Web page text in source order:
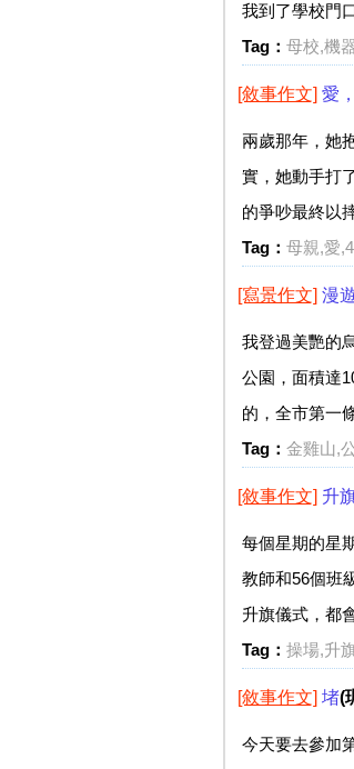
我到了學校門
Tag： 母校,機
[敘事作文] 愛
兩歲那年，她
實，她動手打
的爭吵最終以
Tag： 母親,愛
[寫景作文] 漫
我登過美艷的
公園，面積達
的，全市第一
Tag： 金雞山,
[敘事作文] 升
每個星期的星
教師和56個班
升旗儀式，都
Tag： 操場,升
[敘事作文] 堵(
今天要去參加